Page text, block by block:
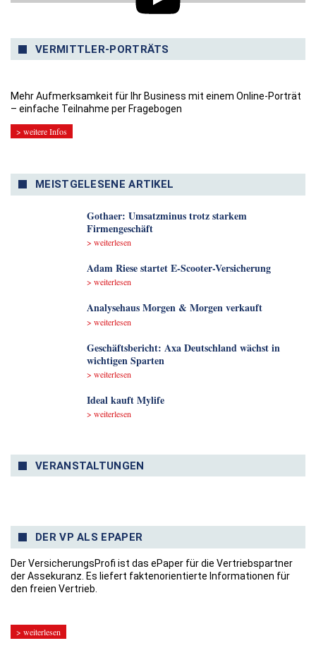
VERMITTLER-PORTRÄTS
Mehr Aufmerksamkeit für Ihr Business mit einem Online-Porträt
– einfache Teilnahme per Fragebogen
> weitere Infos
MEISTGELESENE ARTIKEL
Gothaer: Umsatzminus trotz starkem
Firmengeschäft
> weiterlesen
Adam Riese startet E-Scooter-Versicherung
> weiterlesen
Analyse­haus Morgen & Morgen verkauft
> weiterlesen
Geschäftsbericht: Axa Deutschland wächst in
wichtigen Sparten
> weiterlesen
Ideal kauft Mylife
> weiterlesen
VERANSTALTUNGEN
DER VP ALS EPAPER
Der VersicherungsProfi ist das ePaper für die Vertriebspartner
der Assekuranz. Es liefert faktenorientierte Informationen für
den freien Vertrieb.
> weiterlesen